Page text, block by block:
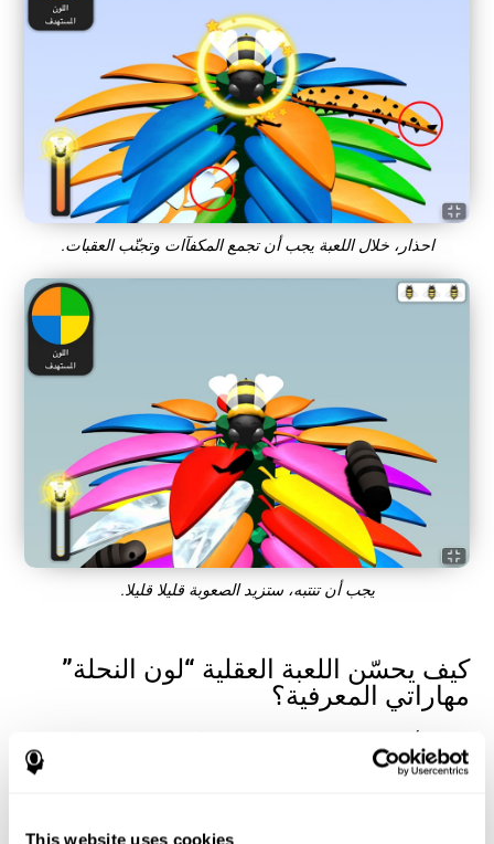
This website uses cookies
احذار، خلال اللعبة يجب أن تجمع المكفآات وتجنّب العقبات.
يجب أن تنتبه، ستزيد الصعوبة قليلا قليلا.
كيف يحسّن اللعبة العقلية “لون النحلة”
مهاراتي المعرفية؟
المتنوعي. إنّ تكرار وتدريب النمط هذا يساعد في إنشاء تشابك عصبي
جديد وإعادة تنظيم الدوائر العصبية لتستعيد الوظائف المعرفية الضعيفة.
باستمرار في إنشاء تشابك عصبي جديد وإعادة تنظيم الدوائر العصبية